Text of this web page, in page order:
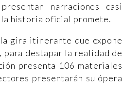
narraciones casi
la historia oficial promete.
gira itinerante que expone
para destapar la realidad de
presenta 106 materiales
presentarán su ópera